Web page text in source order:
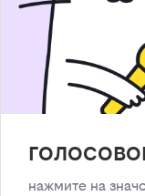
нажмите на